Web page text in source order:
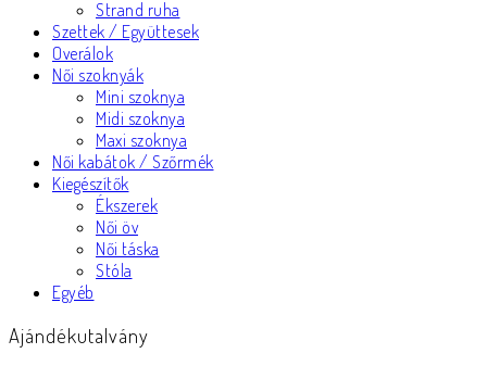
Strand ruha
Szettek / Együttesek
Overálok
Női szoknyák
Mini szoknya
Midi szoknya
Maxi szoknya
Női kabátok / Szőrmék
Kiegészítők
Ékszerek
Női öv
Női táska
Stóla
Egyéb
Ajándékutalvány